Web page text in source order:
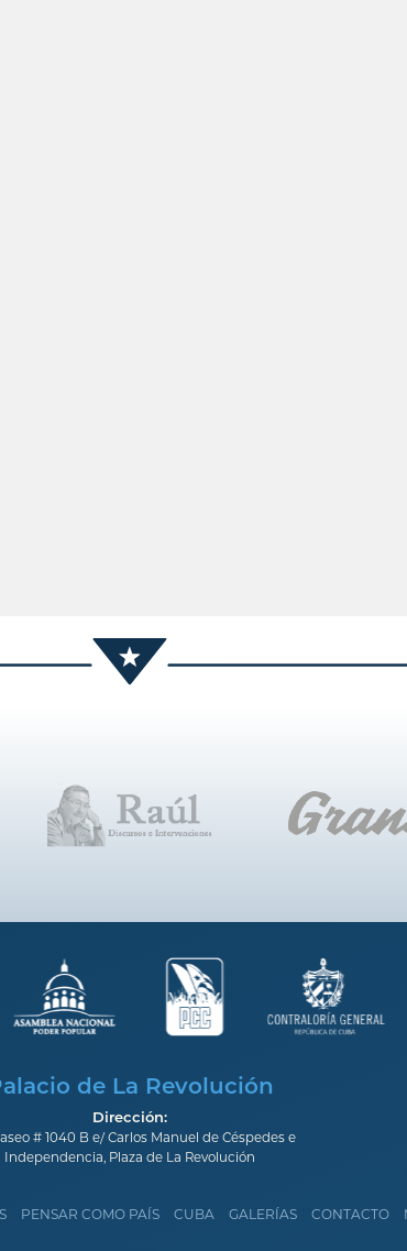
de La Revolución
Dirección:
# 1040 B e/ Carlos Manuel de Céspedes e
Independencia, Plaza de La Revolución
PENSAR COMO PAÍS CUBA GALERÍAS CONTACTO